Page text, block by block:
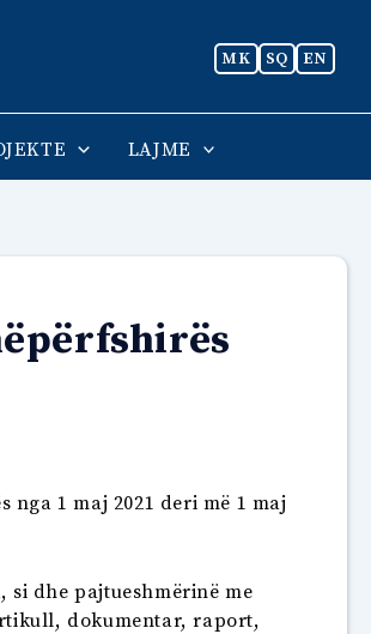
MK SQ EN
LAJME
1 maj 2021 deri më 1 maj
dhe pajtueshmërinë me
dokumentar, raport,